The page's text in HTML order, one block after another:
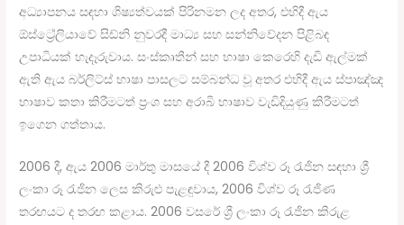
අධ්‍යාපනය සඳහා ශිෂ්‍යත්වයක් පිරිනමන ලද අතර, එහිදී ඇය
ඕස්ට්‍රේලියාවේ සිඩ්නි නුවරදී මාධ්‍ය සහ සන්නිවේදන පිළිබඳ
උපාධියක් හැදෑරුවාය. සංස්කෘතීන් සහ භාෂා කෙරෙහි දැඩි ඇල්මක්
ඇති ඇය බර්ලිට්ස් භාෂා පාසලට සම්බන්ධ වූ අතර එහිදී ඇය ස්පාඤ්ඤ
භාෂාව කතා කිරීමටත් ප්‍රංශ සහ අරාබි භාෂාව වැඩිදියුණු කිරීමටත්
ඉගෙන ගත්තාය.
2006 දී, ඇය 2006 මාර්තු මාසයේ දී 2006 විශ්ව රූ රැජින සඳහා ශ්‍රී
ලංකා රූ රැජින ලෙස කිරුළු පැළඳුවාය, 2006 විශ්ව රූ රැජිණ
තරඟයට ද තරඟ කළාය. 2006 වසරේ ශ්‍රී ලංකා රූ රැජින කිරුළ